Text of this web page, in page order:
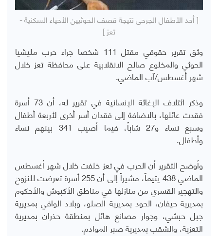
[ أحد الأطفال الجرحى نتيجة قصف الحوثيين الأحياء السكنية -
تعز ]
وثق تقرير حقوقي مقتل 111 شخصا جراء حرب مليشيا
الحوثي والمخلوع صالح الانقلابية على محافظة تعز خلال
شهر أغسطس/آب الماضي.
وذكر ائتلاف الإغاثة الإنسانية في تقرير له، أن 73 أسرة
فقدت عائلها، بالاضافة إلى فقدان أسر أخرى لأربعة أطفال
وسبع نساء و27 شاباً، فيما أصيب 341 بينهم نساء
وأطفال.
وأوضح التقرير أن الحرب في تعز خلفت خلال شهر أغسطس
الماضي 438 يتيماً، مشيراً إلى أن 255 أسرة تعرضت للنزوح
والتهجير القسري من منازلها في مناطق الأكبوش والأحكوم
بمديرية حيفان، الحود بمديرية الصلو، وبلاد الوافي بمديرية
جبل حبشي، وجوار مصانع هائل بمنطقة حذران بمديرية
التعزية، والشقب بمديرية صبر الموادم.